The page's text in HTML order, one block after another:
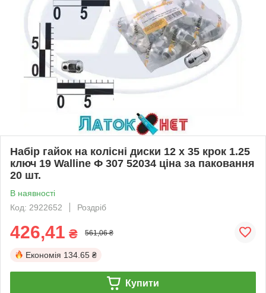
Набір гайок на колісні диски 12 x 35 крок 1.25
ключ 19 Walline Ф 307 52034 ціна за паковання
20 шт.
В наявності
Код: 2922652
Роздріб
426,41 ₴ 561,06 ₴
Економія 134.65 ₴
Купити